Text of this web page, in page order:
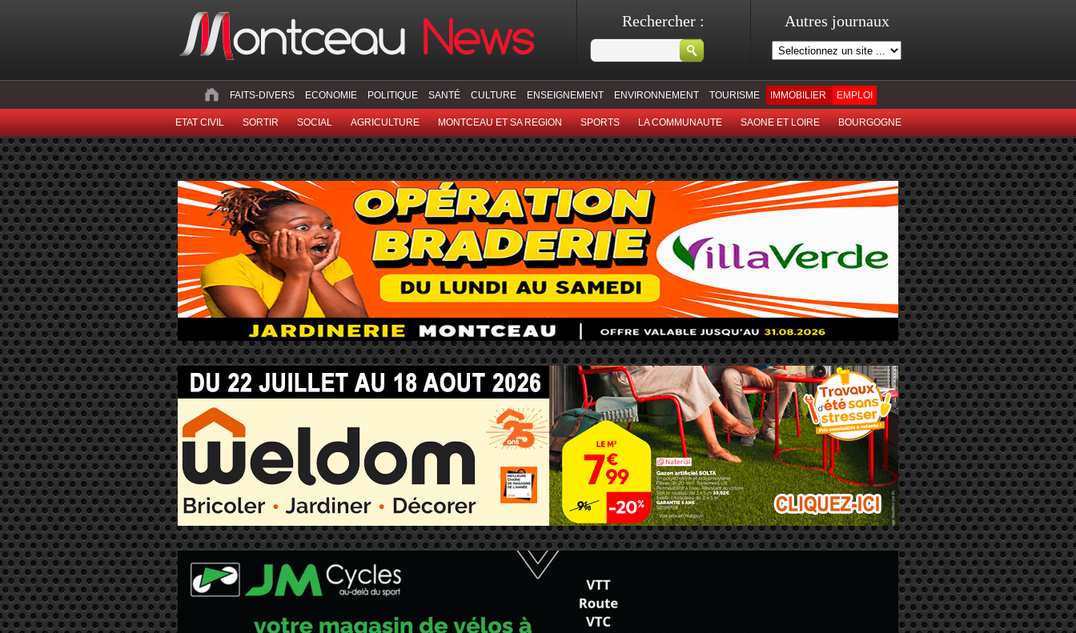
Rechercher : Autres journaux
FAITS-DIVERS ECONOMIE POLITIQUE SANTÉ CULTURE ENSEIGNEMENT ENVIRONNEMENT TOURISME IMMOBILIER EMPLOI
ETAT CIVIL SORTIR SOCIAL AGRICULTURE MONTCEAU ET SA REGION SPORTS LA COMMUNAUTE SAONE ET LOIRE BOURGOGNE